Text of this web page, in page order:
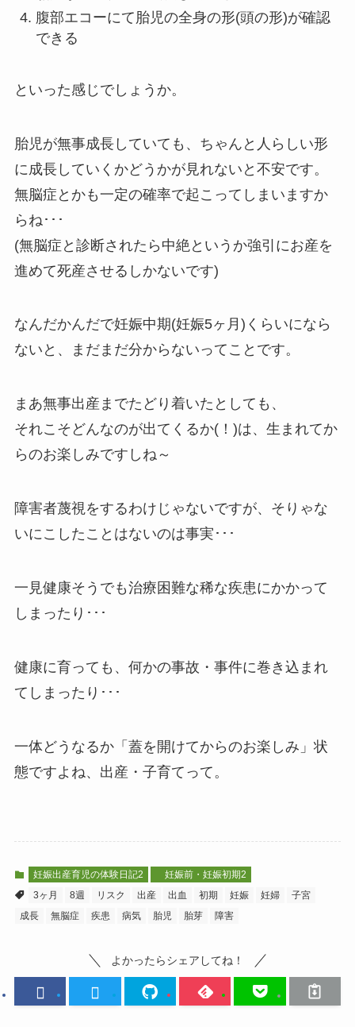
腹部エコーにて胎児の全身の形(頭の形)が確認
できる
といった感じでしょうか。
胎児が無事成長していても、ちゃんと人らしい形
に成長していくかどうかが見れないと不安です。
無脳症とかも一定の確率で起こってしまいますか
らね･･･
(無脳症と診断されたら中絶というか強引にお産を
進めて死産させるしかないです)
なんだかんだで妊娠中期(妊娠5ヶ月)くらいになら
ないと、まだまだ分からないってことです。
まあ無事出産までたどり着いたとしても、
それこそどんなのが出てくるか(！)は、生まれてか
らのお楽しみですしね～
障害者蔑視をするわけじゃないですが、そりゃな
いにこしたことはないのは事実･･･
一見健康そうでも治療困難な稀な疾患にかかって
しまったり･･･
健康に育っても、何かの事故・事件に巻き込まれ
てしまったり･･･
一体どうなるか「蓋を開けてからのお楽しみ」状
態ですよね、出産・子育てって。
妊娠出産育児の体験日記2
妊娠前・妊娠初期2
3ヶ月
8週 リスク 出産 出血 初期 妊娠 妊婦
子宮
成長
無脳症 疾患 病気 胎児 胎芽 障害
よかったらシェアしてね！